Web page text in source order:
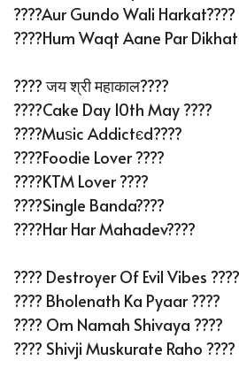
????Aur Gundo Wali Harkat????
????Hum Waqt Aane Par
???? जय श्री महाकाल????
????Cake Day 10th May ????
????Muѕic Addictєd????
????Foodie Lover ????
????️KTM Lover ????
????Single Banda????
????Har Har Mahadev????
???? Destroyer Of Evil Vibes ????
???? Bholenath Ka Pyaar ????
????️ Om Namah Shivaya ????️
???? Shivji Muskurate Raho ????